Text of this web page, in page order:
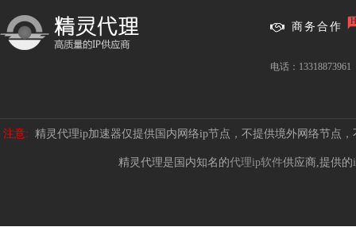
商务合作
电话：13318873961
注意: 精灵代理ip加速器仅提供国内网络ip节点，不提供境外网络节点
精灵代理是国内知名的代理ip软件供应商,提供的